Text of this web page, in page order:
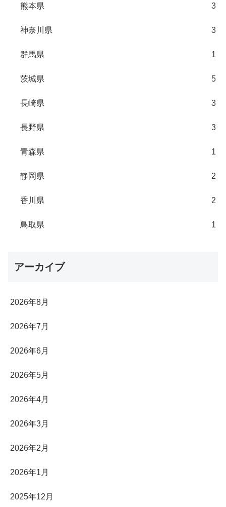
熊本県 3
神奈川県 3
群馬県 1
茨城県 5
長崎県 3
長野県 3
青森県 1
静岡県 2
香川県 2
鳥取県 1
アーカイブ
2026年8月
2026年7月
2026年6月
2026年5月
2026年4月
2026年3月
2026年2月
2026年1月
2025年12月